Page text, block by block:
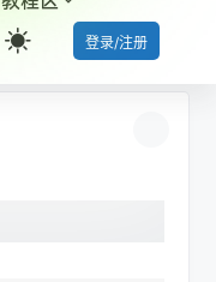
登录/注册